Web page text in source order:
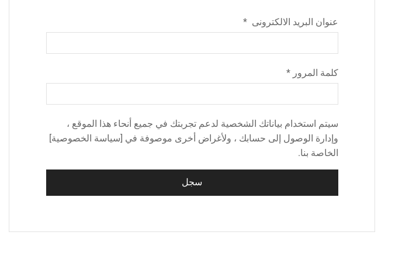
عنوان البريد الالكترونى*
كلمة المرور*
سيتم استخدام بياناتك الشخصية لدعم تجربتك في جميع أنحاء هذا الموقع ،
وإدارة الوصول إلى حسابك ، ولأغراض أخرى موصوفة في [سياسة الخصوصية]
الخاصة بنا.
سجل